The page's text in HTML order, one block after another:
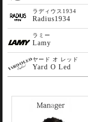
ラディウス1934
Radius1934
ラミー
Lamy
ヤード オ レッド
Yard O Led